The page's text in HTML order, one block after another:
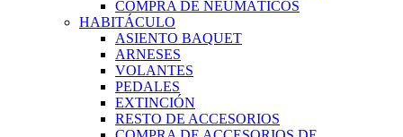
COMPRA DE NEUMÁTICOS
HABITÁCULO
ASIENTO BAQUET
ARNESES
VOLANTES
PEDALES
EXTINCIÓN
RESTO DE ACCESORIOS